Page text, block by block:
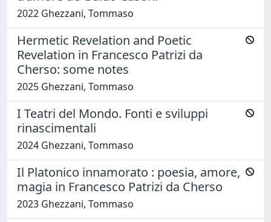
2022 Ghezzani, Tommaso
Hermetic Revelation and Poetic
Revelation in Francesco Patrizi da
Cherso: some notes
2025 Ghezzani, Tommaso
I Teatri del Mondo. Fonti e sviluppi
rinascimentali
2024 Ghezzani, Tommaso
Il Platonico innamorato : poesia, amore,
magia in Francesco Patrizi da Cherso
2023 Ghezzani, Tommaso